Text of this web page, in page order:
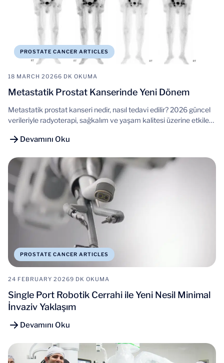
PROSTATE CANCER ARTICLES
18 MARCH 20266 DK OKUMA
Metastatik Prostat Kanserinde Yeni Dönem
Metastatik prostat kanseri nedir, nasıl tedavi edilir? 2026 güncel
verileriyle radyoterapi, sağkalım ve yaşam kalitesi üzerine etkileri
Devamını Oku
PROSTATE CANCER ARTICLES
24 FEBRUARY 20269 DK OKUMA
Single Port Robotik Cerrahi ile Yeni Nesil Minimal
İnvaziv Yaklaşım
Devamını Oku